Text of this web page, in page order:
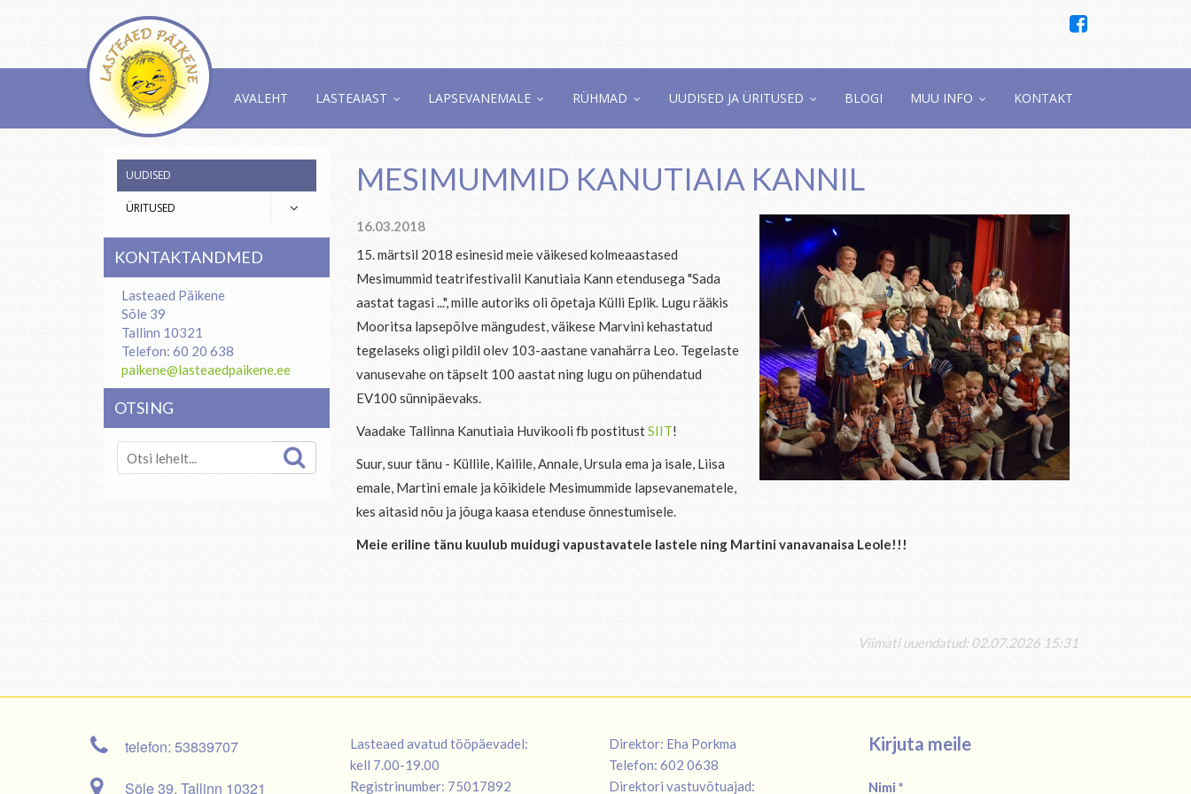
AVALEHT LASTEAIAST LAPSEVANEMALE RÜHMAD UUDISED JA ÜRITUSED BLOGI MUU INFO KONTAKT
UUDISED
ÜRITUSED
KONTAKTANDMED
Lasteaed Päikene
Sõle 39
Tallinn 10321
Telefon: 60 20 638
paikene@lasteaedpaikene.ee
OTSING
MESIMUMMID KANUTIAIA KANNIL
16.03.2018
15. märtsil 2018 esinesid meie väikesed kolmeaastased
Mesimummid teatrifestivalil Kanutiaia Kann etendusega "Sada
aastat tagasi ...", mille autoriks oli õpetaja Külli Eplik. Lugu rääkis
Mooritsa lapsepõlve mängudest, väikese Marvini kehastatud
tegelaseks oligi pildil olev 103-aastane vanahärra Leo. Tegelaste
vanusevahe on täpselt 100 aastat ning lugu on pühendatud
EV100 sünnipäevaks.
Vaadake Tallinna Kanutiaia Huvikooli fb postitustSIIT!
Suur, suur tänu - Küllile, Kailile, Annale, Ursula ema ja isale, Liisa
emale, Martini emale ja kõikidele Mesimummide lapsevanematele,
kes aitasid nõu ja jõuga kaasa etenduse õnnestumisele.
Meie eriline tänu kuulub muidugi vapustavatele lastele ning Martini vanavanaisa Leole!!!
Viimati uuendatud: 02.07.2026 15:31
telefon: 53839707
Sõle 39, Tallinn 10321
Lasteaed avatud tööpäevadel:
kell 7.00-19.00
Registrinumber: 75017892
Direktor: Eha Porkma
Telefon: 602 0638
Direktori vastuvõtuajad:
Kirjuta meile
Nimi *